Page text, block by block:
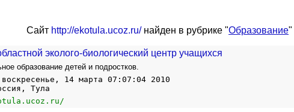
Сайт http://ekotula.ucoz.ru/найден в рубрике "Образование"
эколого-биологический центр учащихся
образование детей и подростков.
14 марта 07:07:04 2010
Тула